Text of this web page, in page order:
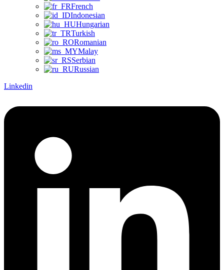
French
Indonesian
Hungarian
Turkish
Romanian
Malay
Serbian
Russian
Linkedin